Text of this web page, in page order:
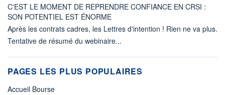
C'EST LE MOMENT DE REPRENDRE CONFIANCE EN CRSI :
SON POTENTIEL EST ÉNORME
Après les contrats cadres, les Lettres d'intention ! Rien ne va plus.
Tentative de résumé du webinaire...
PAGES LES PLUS POPULAIRES
Accueil Bourse